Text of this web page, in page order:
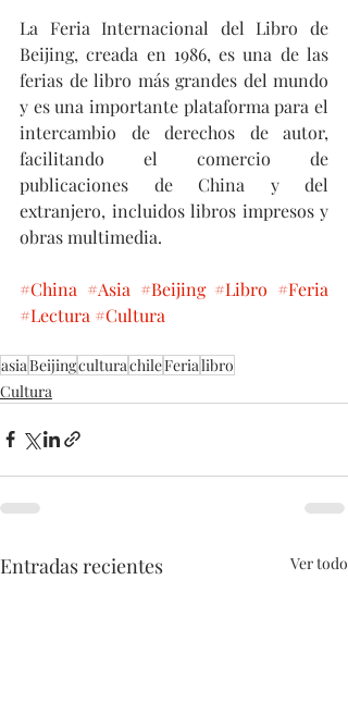
La Feria Internacional del Libro de
Beijing, creada en 1986, es una de las
ferias de libro más grandes del mundo
y es una importante plataforma para el
intercambio de derechos de autor,
facilitando el comercio de
publicaciones de China y del
extranjero, incluidos libros impresos y
obras multimedia.
#China #Asia #Beijing #Libro #Feria
#Lectura #Cultura
asiaBeijingculturachileFerialibro
Cultura
Entradas recientes Ver todo